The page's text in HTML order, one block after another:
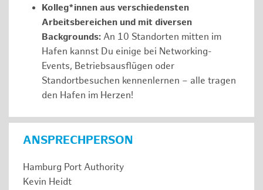
Kolleg*innen aus verschiedensten
Arbeitsbereichen und mit diversen
Backgrounds: An 10 Standorten mitten im
Hafen kannst Du einige bei Networking-
Events, Betriebsausflügen oder
Standortbesuchen kennenlernen – alle tragen
den Hafen im Herzen!
ANSPRECHPERSON
Hamburg Port Authority
Kevin Heidt